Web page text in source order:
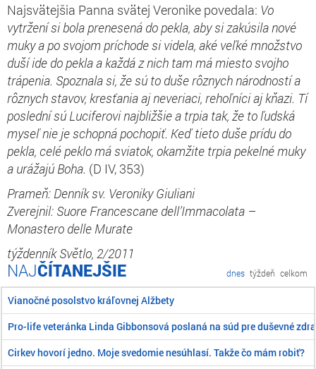
Najsvätejšia Panna svätej Veronike povedala: Vo
vytržení si bola prenesená do pekla, aby si zakúsila nové
muky a po svojom príchode si videla, aké veľké množstvo
duší ide do pekla a každá z nich tam má miesto svojho
trápenia. Spoznala si, že sú to duše rôznych národností a
rôznych stavov, kresťania aj neveriaci, rehoľníci aj kňazi. Tí
poslední sú Luciferovi najbližšie a trpia tak, že to ľudská
myseľ nie je schopná pochopiť. Keď tieto duše prídu do
pekla, celé peklo má sviatok, okamžite trpia pekelné muky
a urážajú Boha. (D IV, 353)
Prameň: Denník sv. Veroniky Giuliani
Zverejnil: Suore Francescane dell’Immacolata –
Monastero delle Murate
týždenník Světlo, 2/2011
ČÍTANEJŠIE dnes týždeň celkom
Vianočné posolstvo kráľovnej Alžbety
Pro-life veteránka Linda Gibbonsová poslaná na súd pre duševné
Cirkev hovorí jedno. Moje svedomie nesúhlasí. Takže čo mám robiť?